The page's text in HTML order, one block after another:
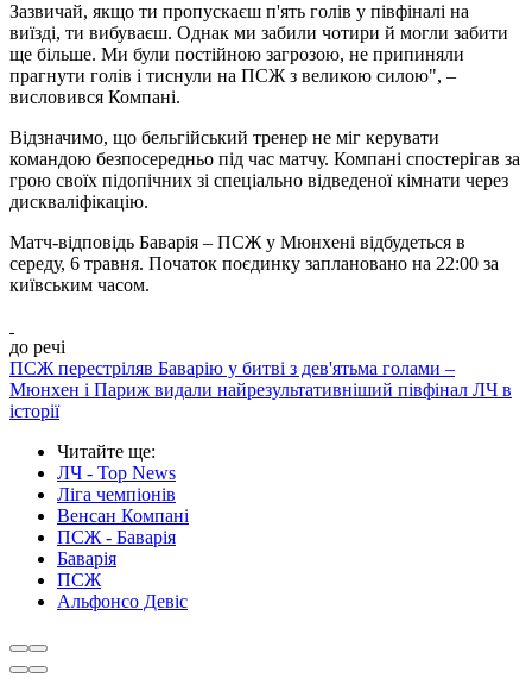
Зазвичай, якщо ти пропускаєш п'ять голів у півфіналі на
виїзді, ти вибуваєш. Однак ми забили чотири й могли забити
ще більше. Ми були постійною загрозою, не припиняли
прагнути голів і тиснули на ПСЖ з великою силою", –
висловився Компані.
Відзначимо, що бельгійський тренер не міг керувати
командою безпосередньо під час матчу. Компані спостерігав за
грою своїх підопічних зі спеціально відведеної кімнати через
дискваліфікацію.
Матч-відповідь Баварія – ПСЖ у Мюнхені відбудеться в
середу, 6 травня. Початок поєдинку заплановано на 22:00 за
київським часом.
до речі
ПСЖ перестріляв Баварію у битві з дев'ятьма голами –
Мюнхен і Париж видали найрезультативніший півфінал ЛЧ в
історії
Читайте ще:
ЛЧ - Top News
Ліга чемпіонів
Венсан Компані
ПСЖ - Баварія
Баварія
ПСЖ
Альфонсо Девіс